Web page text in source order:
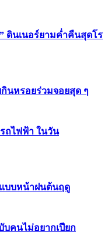
ดินเนอร์ยามค่ำคืนสุดโร
กินหรอยร่วมจอยสุด ๆ
รถไฟฟ้า ในวัน
แบบหน้าฝนต้นฤดู️
บคนไม่อยากเปียก